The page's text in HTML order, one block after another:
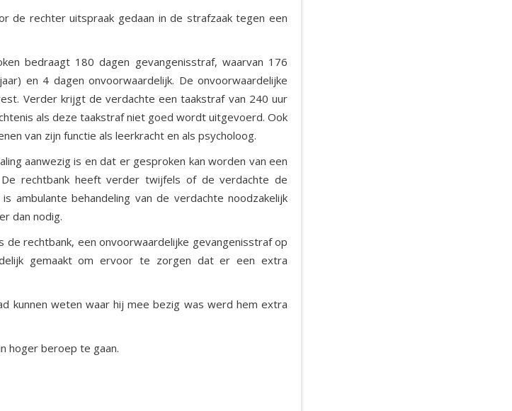
de rechter uitspraak gedaan in de strafzaak tegen een
bedraagt 180 dagen gevangenisstraf, waarvan 176
en 4 dagen onvoorwaardelijk. De onvoorwaardelijke
Verder krijgt de verdachte een taakstraf van 240 uur
als deze taakstraf niet goed wordt uitgevoerd. Ook
van zijn functie als leerkracht en als psycholoog.
aanwezig is en dat er gesproken kan worden van een
rechtbank heeft verder twijfels of de verdachte de
ambulante behandeling van de verdachte noodzakelijk
dan nodig.
rechtbank, een onvoorwaardelijke gevangenisstraf op
gemaakt om ervoor te zorgen dat er een extra
kunnen weten waar hij mee bezig was werd hem extra
hoger beroep te gaan.